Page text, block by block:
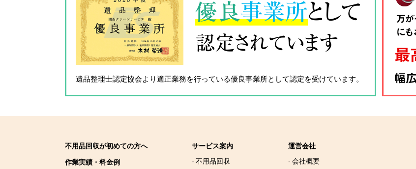
優良事業所として
認定されています
遺品整理士認定協会より適正業務を行っている優良事業所として認定を受けています。
不用品回収が初めての方へ
作業実績・料金例
サービス案内
- 不用品回収
運営会社
- 会社概要